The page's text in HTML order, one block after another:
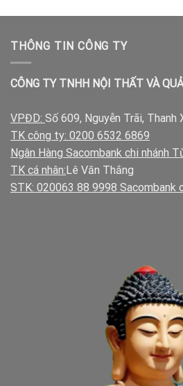
THÔNG TIN CÔNG TY
CÔNG TY TNHH NỘI THẤT VÀ
VPĐD: Số 609, Nguyễn Trãi, Thanh
TK công ty: 0200 6532 6869
Ngân Hàng Sacombank chi nhánh
TK cá nhân: Lê Văn Thắng
STK: 020063 88 9998 Sacombank